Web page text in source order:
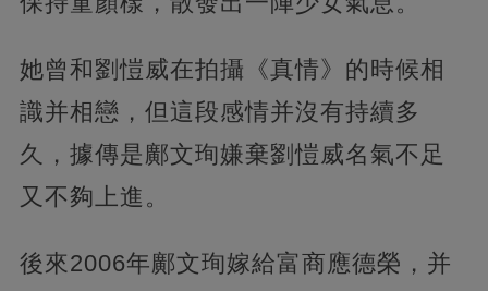
她曾和劉愷威在拍攝《真情》的時候相
識并相戀，但這段感情并沒有持續多
久，據傳是鄺文珣嫌棄劉愷威名氣不足
又不夠上進。
後來2006年鄺文珣嫁給富商應德榮，并